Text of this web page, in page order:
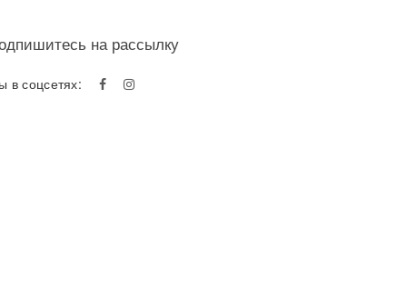
на рассылку
в соцсетях: